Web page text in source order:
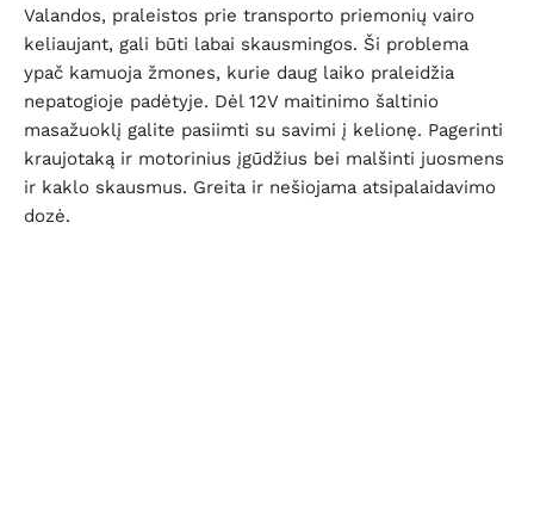
Valandos, praleistos prie transporto priemonių vairo
keliaujant, gali būti labai skausmingos. Ši problema
ypač kamuoja žmones, kurie daug laiko praleidžia
nepatogioje padėtyje. Dėl 12V maitinimo šaltinio
masažuoklį galite pasiimti su savimi į kelionę. Pagerinti
kraujotaką ir motorinius įgūdžius bei malšinti juosmens
ir kaklo skausmus. Greita ir nešiojama atsipalaidavimo
dozė.